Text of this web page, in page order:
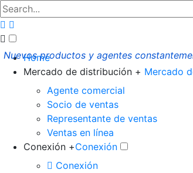
Nuevos productos y agentes
Home
Mercado de distribución + Mercado
Agente comercial
Socio de ventas
Representante de ventas
Ventas en línea
Conexión +Conexión
Conexión